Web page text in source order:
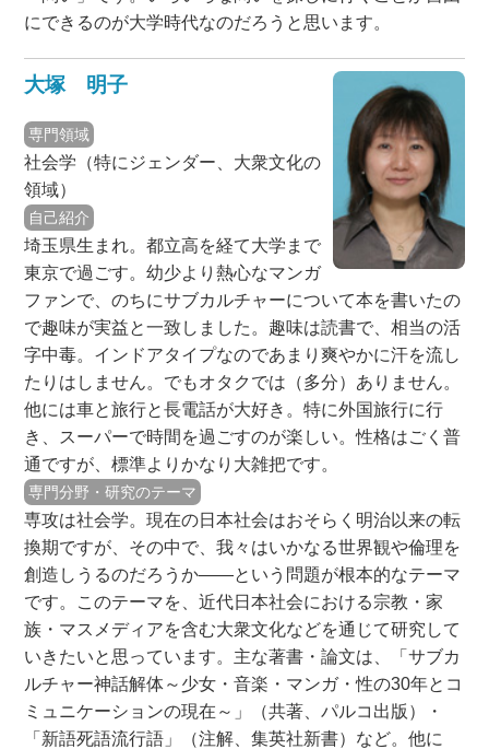
にできるのが大学時代なのだろうと思います。
大塚 明子
専門領域
社会学（特にジェンダー、大衆文化の
領域）
自己紹介
埼玉県生まれ。都立高を経て大学まで
東京で過ごす。幼少より熱心なマンガ
ファンで、のちにサブカルチャーについて本を書いたの
で趣味が実益と一致しました。趣味は読書で、相当の活
字中毒。インドアタイプなのであまり爽やかに汗を流し
たりはしません。でもオタクでは（多分）ありません。
他には車と旅行と長電話が大好き。特に外国旅行に行
き、スーパーで時間を過ごすのが楽しい。性格はごく普
通ですが、標準よりかなり大雑把です。
専門分野・研究のテーマ
専攻は社会学。現在の日本社会はおそらく明治以来の転
換期ですが、その中で、我々はいかなる世界観や倫理を
創造しうるのだろうか――という問題が根本的なテーマ
です。このテーマを、近代日本社会における宗教・家
族・マスメディアを含む大衆文化などを通じて研究して
いきたいと思っています。主な著書・論文は、「サブカ
ルチャー神話解体～少女・音楽・マンガ・性の30年とコ
ミュニケーションの現在～」（共著、パルコ出版）・
「新語死語流行語」（注解、集英社新書）など。他に